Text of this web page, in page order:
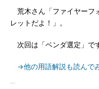
荒木さん「ファイヤーフ
レットだよ！」。
次回は「ベンダ選定」で
→他の用語解説も読んで